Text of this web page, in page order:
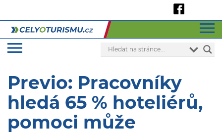
Previo: Pracovníky
hledá 65 % hoteliérů,
pomoci může